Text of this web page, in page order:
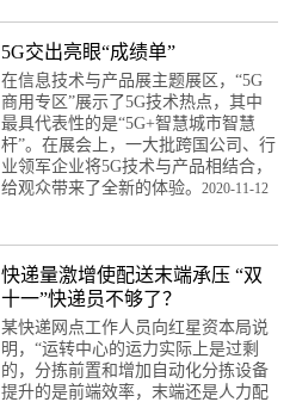
5G交出亮眼“成绩单”
在信息技术与产品展主题展区，“5G
商用专区”展示了5G技术热点，其中
最具代表性的是“5G+智慧城市智慧
杆”。在展会上，一大批跨国公司、行
业领军企业将5G技术与产品相结合，
给观众带来了全新的体验。 2020-11-12
快递量激增使配送末端承压 “双
十一”快递员不够了？
某快递网点工作人员向红星资本局说
明，“运转中心的运力实际上是过剩
的，分拣前置和增加自动化分拣设备
提升的是前端效率，末端还是人力配